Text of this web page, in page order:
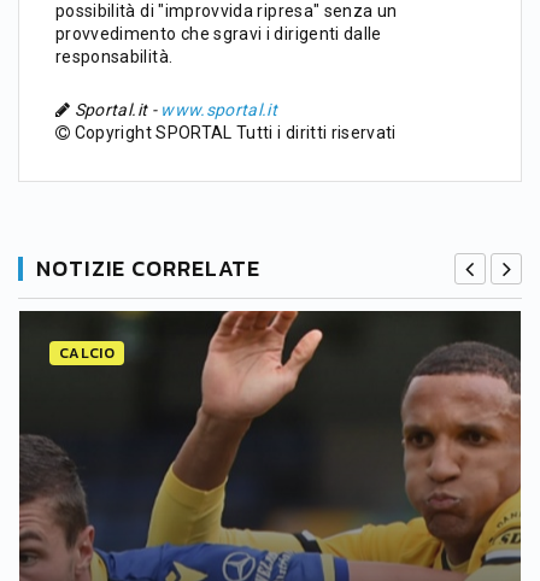
possibilità di "improvvida ripresa" senza un
provvedimento che sgravi i dirigenti dalle
responsabilità.
Sportal.it - www.sportal.it
Copyright SPORTAL Tutti i diritti riservati
NOTIZIE CORRELATE
CALCIO